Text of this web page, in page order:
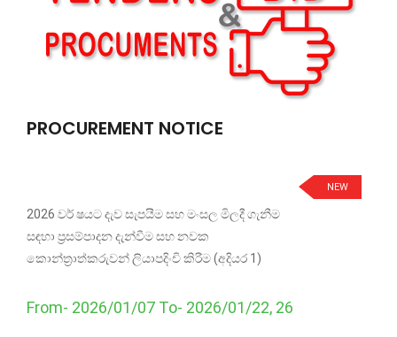
PROCUREMENT NOTICE
NEW
2026 වර් ෂයට දැව සැපයීම සහ මංසල මිලදී ගැනීම
සඳහා ප්‍රසම්පාදන දැන්වීම සහ නවක
කොන්ත්‍රාත්කරුවන් ලියාපදිංචි කිරීම (අදියර 1)
From- 2026/01/07 To- 2026/01/22, 26